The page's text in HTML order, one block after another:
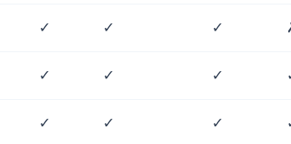
✓ ✓ ✓
✓ ✓ ✓
✓ ✓ ✓